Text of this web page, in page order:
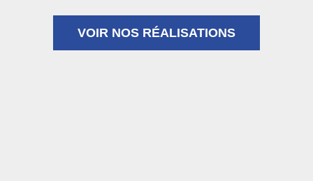
VOIR NOS RÉALISATIONS